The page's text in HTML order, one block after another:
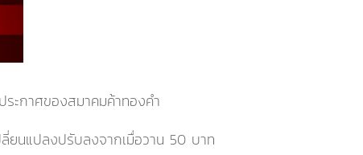
ระกาศของสมาคมค้าทองคำ
ลี่ยนแปลงปรับลงจากเมื่อวาน 50 บาท